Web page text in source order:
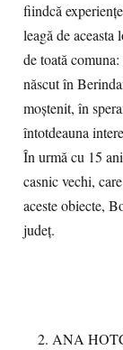
fiindcă
leagă de aceasta
de toată
născut în
moștenit, în
întotdeauna
În urmă cu 15
casnic vechi,
aceste obiecte,
județ.
ANA